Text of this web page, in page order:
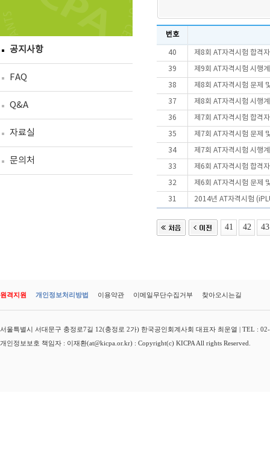
공지사항
FAQ
Q&A
자료실
문의처
번호
40 제8회 AT자격시험 합격
39 제9회 AT자격시험 시행
38 제8회 AT자격시험 문제
37 제8회 AT자격시험 시행
36 제7회 AT자격시험 합격
35 제7회 AT자격시험 문제
34 제7회 AT자격시험 시행
33 제6회 AT자격시험 합격
32 제6회 AT자격시험 문제
31 2014년 AT자격시험
41 42 43
원격지원 개인정보처리방법 이용약관 이메일무단수집거부 찾아오시는길
서울특별시 서대문구 충정로7길 12(충정로 2가) 한국공인회계사회 대표자 최운열 | TEL :
개인정보보호 책임자 : 이재환(at@kicpa.or.kr) : Copyright(c) KICPA All rights Reserved.